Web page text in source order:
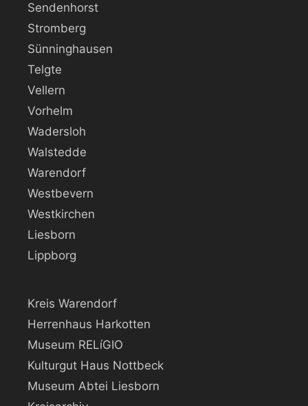
Sendenhorst
Stromberg
Sünninghausen
Telgte
Vellern
Vorhelm
Wadersloh
Walstedde
Warendorf
Westbevern
Westkirchen
Liesborn
Lippborg
Kreis Warendorf
Herrenhaus Harkotten
Museum RELíGIO
Kulturgut Haus Nottbeck
Museum Abtei Liesborn